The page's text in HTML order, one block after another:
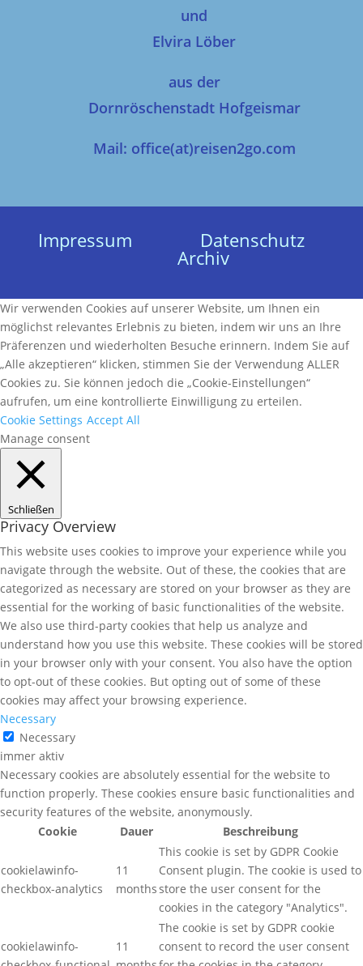
und
Elvira Löber
aus der
Dornröschenstadt Hofgeismar
Mail: office(at)reisen2go.com
Impressum Datenschutz
Archiv
Wir verwenden Cookies auf unserer Website, um Ihnen ein
möglichst relevantes Erlebnis zu bieten, indem wir uns an Ihre
Präferenzen und wiederholten Besuche erinnern. Indem Sie auf
„Alle akzeptieren“ klicken, stimmen Sie der Verwendung ALLER
Cookies zu. Sie können jedoch die „Cookie-Einstellungen“
aufrufen, um eine kontrollierte Einwilligung zu erteilen.
Cookie Settings Accept All
Manage consent
Schließen
Privacy Overview
This website uses cookies to improve your experience while you
navigate through the website. Out of these, the cookies that are
categorized as necessary are stored on your browser as they are
essential for the working of basic functionalities of the website.
We also use third-party cookies that help us analyze and
understand how you use this website. These cookies will be stored
in your browser only with your consent. You also have the option
to opt-out of these cookies. But opting out of some of these
cookies may affect your browsing experience.
Necessary
Necessary
immer aktiv
Necessary cookies are absolutely essential for the website to
function properly. These cookies ensure basic functionalities and
security features of the website, anonymously.
Cookie
Dauer Beschreibung
cookielawinfo-
checkbox-analytics
11
months
This cookie is set by GDPR Cookie
Consent plugin. The cookie is used to
store the user consent for the
cookies in the category "Analytics".
cookielawinfo-
11
The cookie is set by GDPR cookie
consent to record the user consent